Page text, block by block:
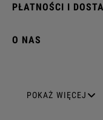
PŁATNOŚCI I
O NAS
GNIAZDA ELEKTRYCZNE
POKAŻ WIĘCEJ